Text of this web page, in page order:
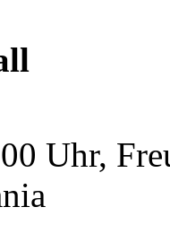
Uhr,